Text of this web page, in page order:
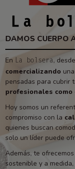
DAMOS CUERPO
En La bolsera,
comercializando
pensadas para cubrir
profesionales
Hoy somos un
compromiso con la
quienes buscan
solo un líder puede
Además, te
sostenible y a